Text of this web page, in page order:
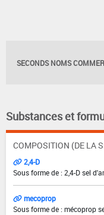
SECONDS NOMS
Substances et
COMPOSITION (DE LA
2,4-D
Sous forme de : 2,4-D sel
mecoprop
Sous forme de : mécoprop